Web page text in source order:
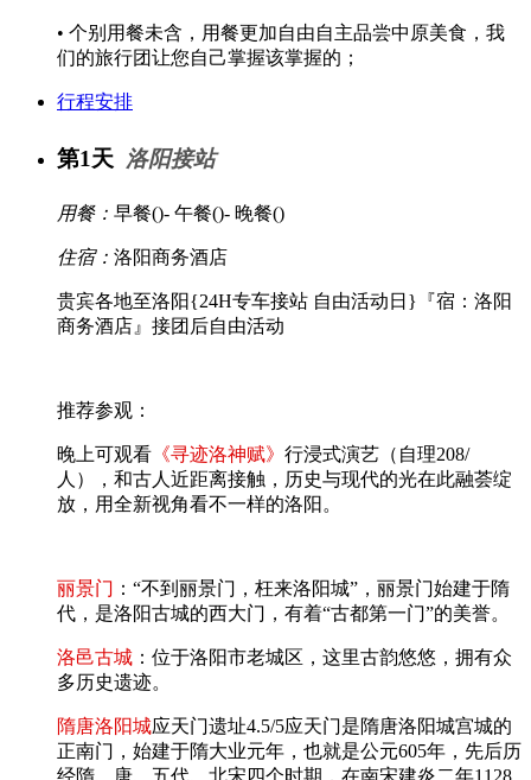
• 个别用餐未含，用餐更加自由自主品尝中原美食，我
们的旅行团让您自己掌握该掌握的；
行程安排
第1天 洛阳接站
用餐： 早餐()- 午餐()- 晚餐()
住宿： 洛阳商务酒店
贵宾各地至洛阳{24H专车接站 自由活动日}『宿：洛阳
商务酒店』接团后自由活动
推荐参观：
晚上可观看 《寻迹洛神赋》 行浸式演艺（自理208/
人），和古人近距离接触，历史与现代的光在此融荟绽
放，用全新视角看不一样的洛阳。
丽景门 ：“不到丽景门，枉来洛阳城”，丽景门始建于隋
代，是洛阳古城的西大门，有着“古都第一门”的美誉。
洛邑古城 ：位于洛阳市老城区，这里古韵悠悠，拥有众
多历史遗迹。
隋唐洛阳城应天门遗址4.5/5应天门是隋唐洛阳城宫城的
正南门，始建于隋大业元年，也就是公元605年，先后历